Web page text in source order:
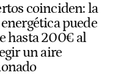
coinciden: la
puede
hasta 200€ al
un aire